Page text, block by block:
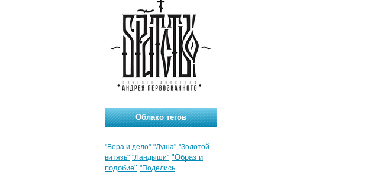
Облако тегов
"Вера и дело" "Душа" "Золотой
витязь" "Ландыши" "Образ и
подобие" "Поделись